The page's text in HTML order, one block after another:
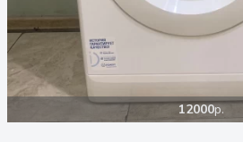
12000р.